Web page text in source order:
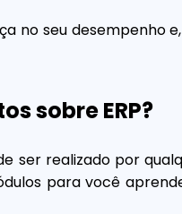
no seu desempenho
sobre ERP?
ser realizado por
para você